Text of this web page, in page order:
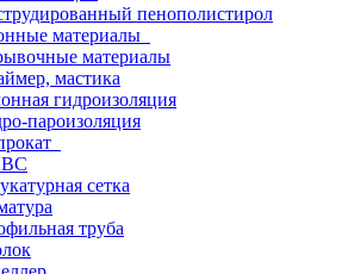
пенополистирол
материалы
материалы
мастика
гидроизоляция
пароизоляция
сетка
труба